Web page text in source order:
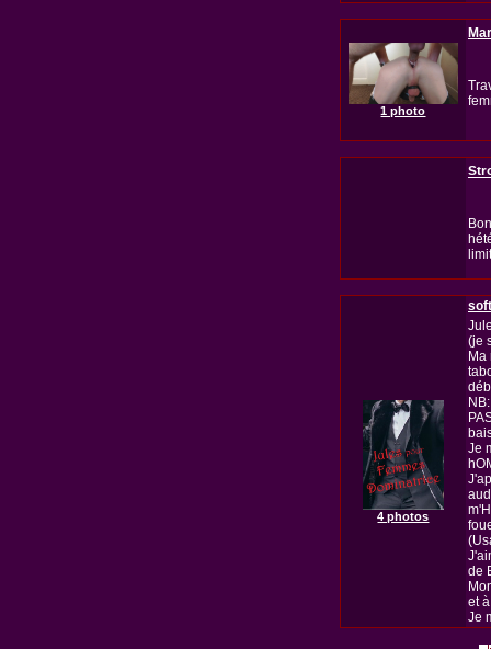
1 photo
4 photos
(je
Ma
Je
de
et
Je